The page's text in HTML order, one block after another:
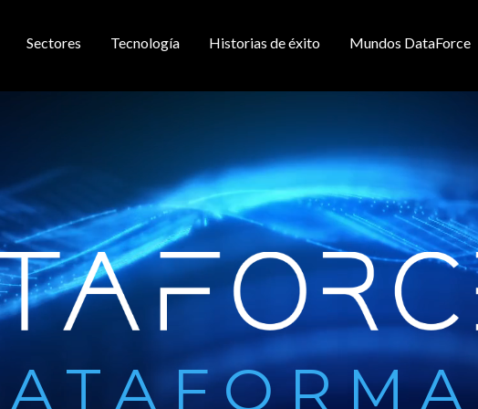
principal
Sectores Tecnología Historias de éxito Mundos DataForce